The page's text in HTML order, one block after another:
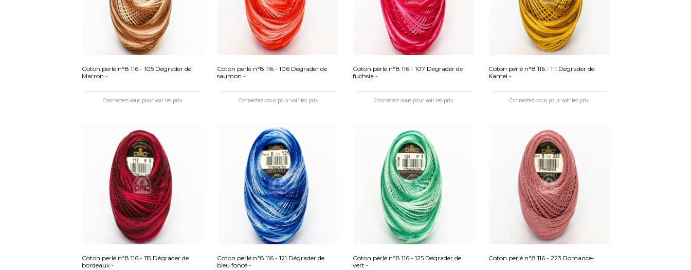
Coton perlé n°8 116 - 105 Dégrader de
Marron -
Connectez-vous pour voir les prix
Coton perlé n°8 116 - 106 Dégrader de
saumon -
Connectez-vous pour voir les prix
Coton perlé n°8 116 - 107 Dégrader de
fuchsia -
Connectez-vous pour voir les prix
Coton perlé n°8 116 - 111 Dégrader de
Kamel -
Connectez-vous pour voir les prix
Coton perlé n°8 116 - 115 Dégrader de
bordeaux -
Coton perlé n°8 116 - 121 Dégrader de
bleu foncé -
Coton perlé n°8 116 - 125 Dégrader de
vert -
Coton perlé n°8 116 - 223 Romance-